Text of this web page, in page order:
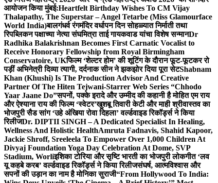
आयोजन किया मुंबई:Heartfelt Birthday Wishes To CM Vijay
Thalapathy, The Superstar – Angel Tetarbe (Miss Glamourface
World India)बालगंधर्व रंगमंदिर वर्धापन दिन सोहळ्यात निर्माती तथा
रिपब्लिकन पक्षाच्या नेत्या संघमित्रा ताई गायकवाड यांचा विशेष सन्मानDr
Radhika Balakrishnan Becomes First Carnatic Vocalist to
Receive Honorary Fellowship from Royal Birmingham
Conservatoire, UKफिल्म ‘शेल्टर होम’ की शूटिंग के दौरान फूट-फूटकर रो
पड़ीं अभिनेत्री दिव्या त्यागी, दर्दनाक सीन ने झकझोर दिया पूरा सेटShabnam
Khan (Khushi) Is The Production Advisor And Creative
Partner Of The Hiten Tejwani-Starrer Web Series “Chhodo
Yaar Jaane Do”सपनों, पक्के इरादे और उम्मीद की कहानी है मोहित एम राय
और ऐश्याना राय की फिल्म ‘स्वेटर’खुशबू तिवारी केटी और माही श्रीवास्तव का
भोजपुरी सैड सांग ‘उहे अंखिया रोवा दिहला’ वर्ल्डवाइड रिकॉर्ड्स ने किया
रिलीजDr. DIPTII SINGH – A Dedicated Specialist In Healing,
Wellness And Holistic HealthAmruta Fadnavis, Shahid Kapoor,
Jackie Shroff, Sreeleela To Empower Over 1,000 Children At
Divyaj Foundation Yoga Day Celebration At Dome, SVP
Stadium, Worliइशिका टोरिया और सृष्टि भारती का भोजपुरी लोकगीत ‘लव
यू कहबे करब’ वर्ल्डवाइड रिकॉर्ड्स ने किया रिलीजसंघर्ष, आत्मविश्वास और
सपनों की उड़ान का नाम है मोनिका सुराजी“From Hollywood To India: